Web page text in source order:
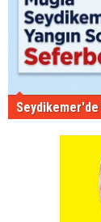
Seydikemer'de